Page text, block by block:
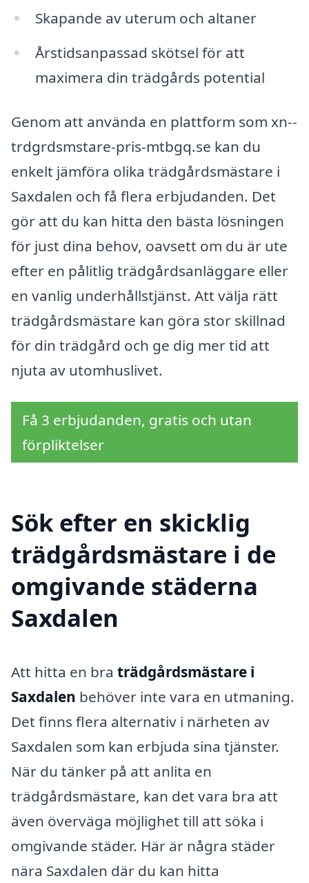
Skapande av uterum och altaner
Årstidsanpassad skötsel för att
maximera din trädgårds potential
Genom att använda en plattform som xn--
trdgrdsmstare-pris-mtbgq.se kan du
enkelt jämföra olika trädgårdsmästare i
Saxdalen och få flera erbjudanden. Det
gör att du kan hitta den bästa lösningen
för just dina behov, oavsett om du är ute
efter en pålitlig trädgårdsanläggare eller
en vanlig underhållstjänst. Att välja rätt
trädgårdsmästare kan göra stor skillnad
för din trädgård och ge dig mer tid att
njuta av utomhuslivet.
Få 3 erbjudanden, gratis och utan
förpliktelser
Sök efter en skicklig
trädgårdsmästare i de
omgivande städerna
Saxdalen
Att hitta en bra trädgårdsmästare i
Saxdalen behöver inte vara en utmaning.
Det finns flera alternativ i närheten av
Saxdalen som kan erbjuda sina tjänster.
När du tänker på att anlita en
trädgårdsmästare, kan det vara bra att
även överväga möjlighet till att söka i
omgivande städer. Här är några städer
nära Saxdalen där du kan hitta